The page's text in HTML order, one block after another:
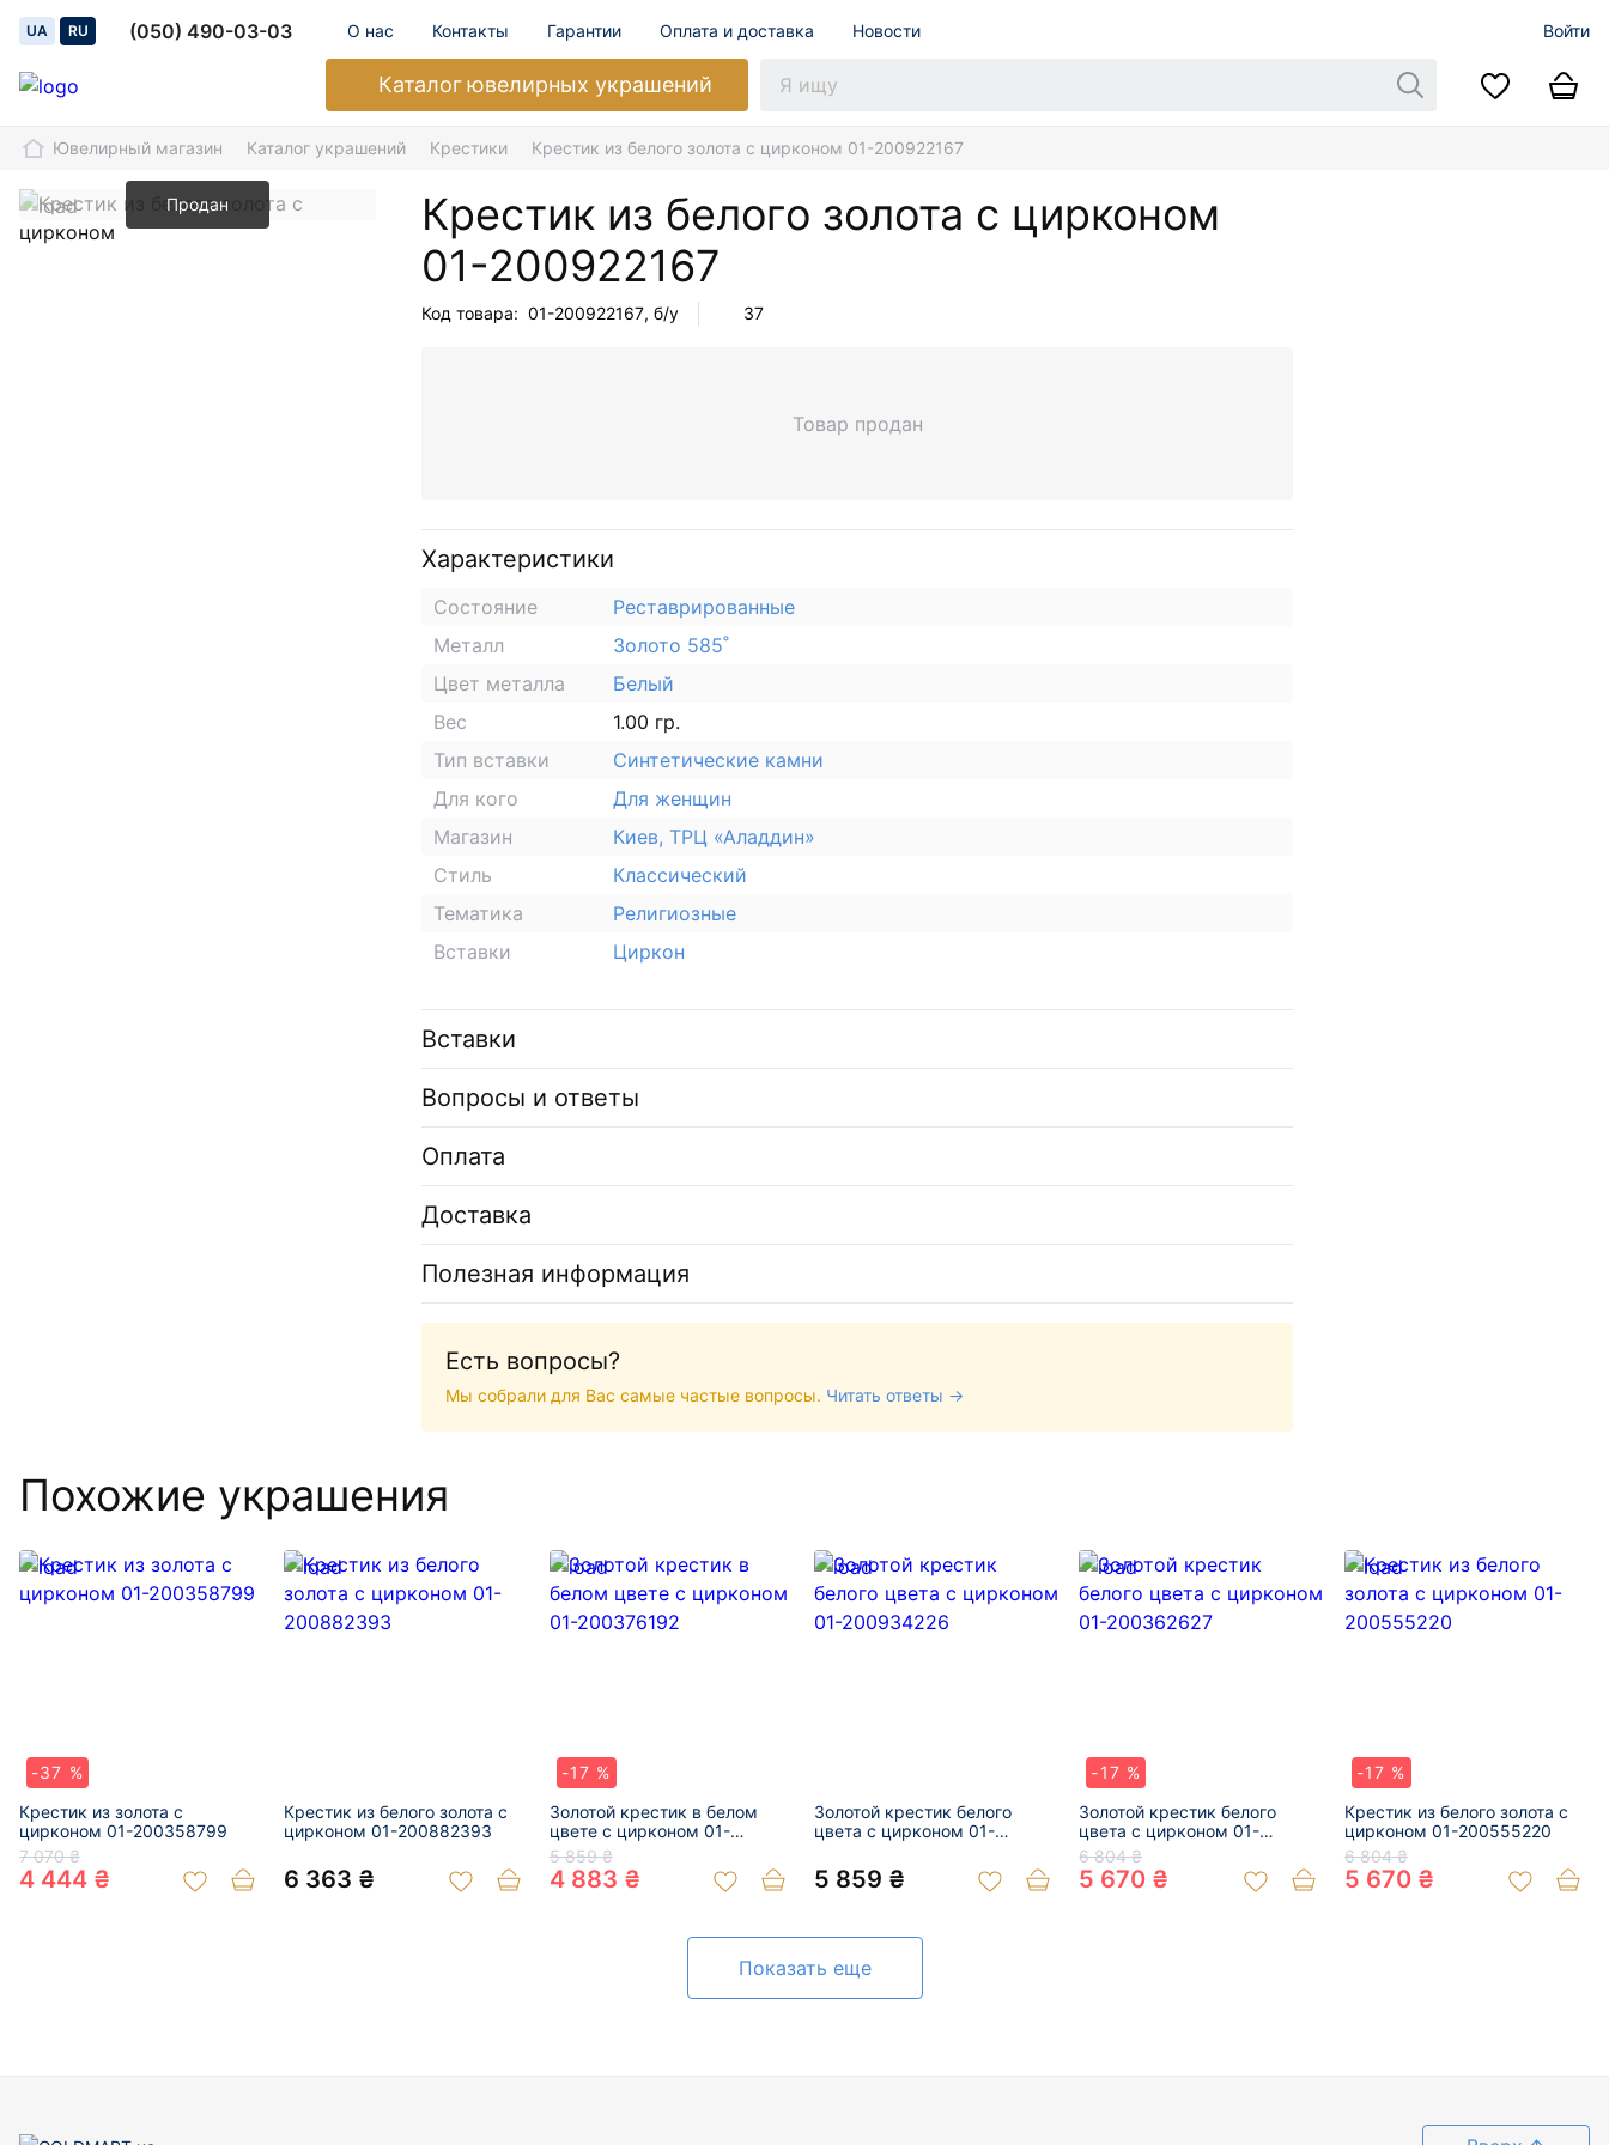
UA RU (050) 490-03-03 О нас Контакты Гарантии Оплата и доставка Новости Войти
Каталогювелирных украшений
Ювелирный магазин Каталог украшений Крестики Крестик из белого золота с цирконом 01-200922167
Продан
Крестик из белого золота с цирконом
01-200922167
Код товара: 01-200922167, б/у 37
Товар продан
Характеристики
Состояние
Реставрированные
Металл
Золото 585˚
Цвет металла
Белый
Вес
1.00 гр.
Тип вставки
Синтетические камни
Для кого
Для женщин
Магазин
Киев, ТРЦ «Аладдин»
Стиль
Классический
Тематика
Религиозные
Вставки
Циркон
Вставки
Вопросы и ответы
Оплата
Доставка
Полезная информация
Есть вопросы?
Мы собрали для Вас самые частые вопросы. Читать ответы →
Похожие украшения
-37 %
Крестик из золота с
цирконом 01-200358799
7 070 ₴
4 444 ₴
Крестик из белого золота с
цирконом 01-200882393
6 363 ₴
-17 %
Золотой крестик в белом
цвете с цирконом 01-
200376192
5 859 ₴
4 883 ₴
Золотой крестик белого
цвета с цирконом 01-
5 859 ₴
-17 %
Золотой крестик белого
цвета с цирконом 01-
200362627
6 804 ₴
5 670 ₴
-17 %
Крестик из белого золота с
цирконом 01-200555220
6 804 ₴
5 670 ₴
Показать еще